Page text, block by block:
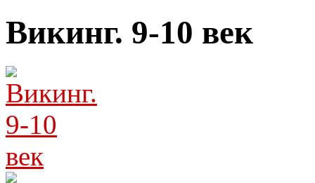
Викинг. 9-10 век